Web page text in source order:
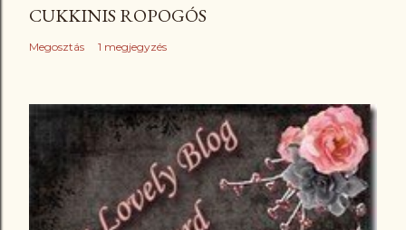
CUKKINIS ROPOGÓS
Megosztás 1 megjegyzés